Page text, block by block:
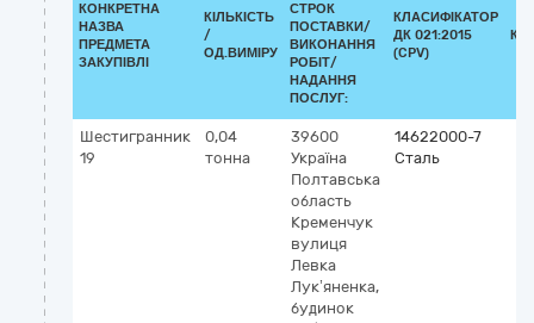
КОНКРЕТНА
НАЗВА
ПРЕДМЕТА
ЗАКУПІВЛІ
КІЛЬКІСТЬ
/
ОД.ВИМІРУ
СТРОК
ПОСТАВКИ/
ВИКОНАННЯ
РОБІТ/
НАДАННЯ
ПОСЛУГ:
КЛАСИФІКАТОР
ДК 021:2015
(CPV)
Шестигранник
19
0,04
тонна
39600
Україна
Полтавська
область
Кременчук
вулиця
Левка
Лук’яненка,
будинок
14622000-7
Сталь